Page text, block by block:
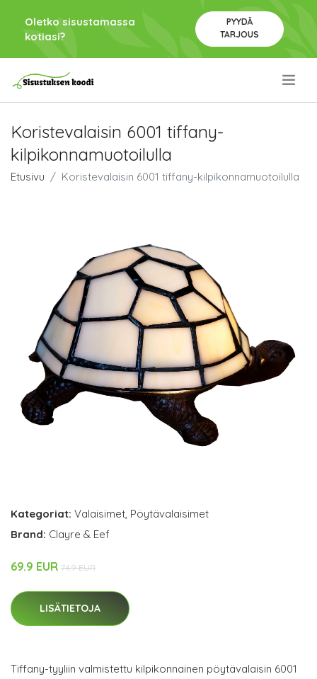
Oletko sisustamassa
kotiasi?
PYYDÄ
TARJOUS
Koristevalaisin 6001 tiffany-
kilpikonnamuotoilulla
Etusivu Koristevalaisin 6001 tiffany-kilpikonnamuotoilulla
Kategoriat: Valaisimet, Pöytävalaisimet
Brand: Clayre & Eef
69.9 EUR 74.9 EUR
LISÄTIETOJA
Tiffany-tyyliin valmistettu kilpikonnainen pöytävalaisin 6001